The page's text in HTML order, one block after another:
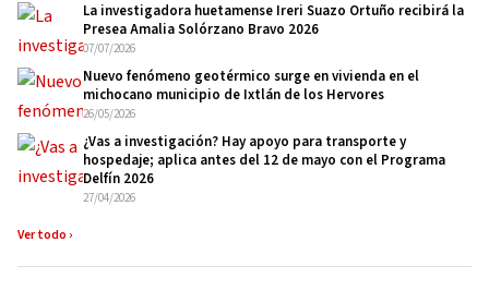
La investigadora huetamense Ireri Suazo Ortuño recibirá la
Presea Amalia Solórzano Bravo 2026
07/07/2026
Nuevo fenómeno geotérmico surge en vivienda en el
michocano municipio de Ixtlán de los Hervores
26/05/2026
¿Vas a investigación? Hay apoyo para transporte y
hospedaje; aplica antes del 12 de mayo con el Programa
Delfín 2026
27/04/2026
Ver todo ›